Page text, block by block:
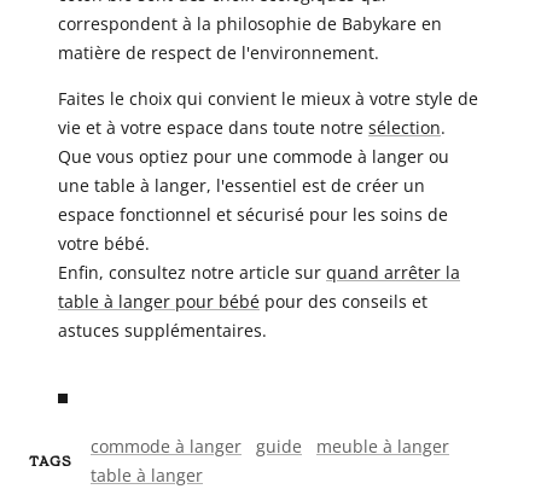
correspondent à la philosophie de Babykare en
matière de respect de l'environnement.
Faites le choix qui convient le mieux à votre style de
vie et à votre espace dans toute notre sélection.
Que vous optiez pour une commode à langer ou
une table à langer, l'essentiel est de créer un
espace fonctionnel et sécurisé pour les soins de
votre bébé.
Enfin, consultez notre article sur quand arrêter la
table à langer pour bébé pour des conseils et
astuces supplémentaires.
TAGS
commode à langer guide
meuble à langer
table à langer